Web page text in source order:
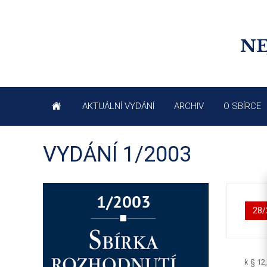
AKTUÁLNÍ VYDÁNÍ ARCHIV O SBÍRCE
VYDÁNÍ 1/2003
28/
k §